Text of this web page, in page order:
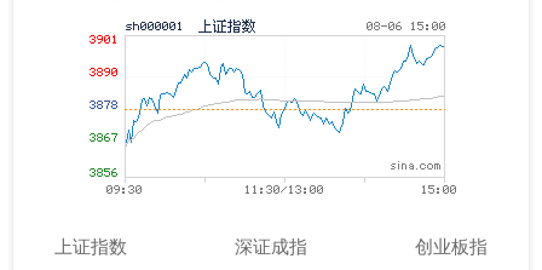
上证指数 深证成指 创业板指